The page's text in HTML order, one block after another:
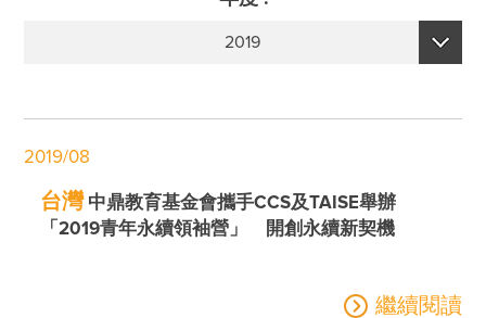
ESG影音分享
2019
2023
2019/08
台灣中鼎教育基金會攜手CCS及TAISE舉辦
「2019青年永續領袖營」 開創永續新契機
繼續閱讀